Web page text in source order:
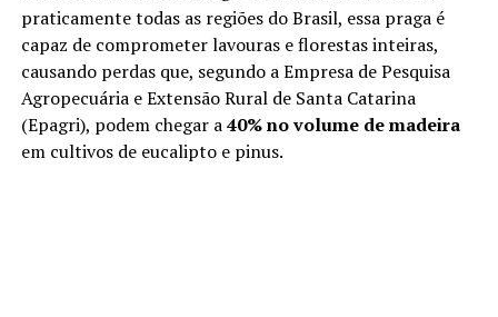
praticamente todas as regiões do Brasil, essa praga é
capaz de comprometer lavouras e florestas inteiras,
causando perdas que, segundo a Empresa de Pesquisa
Agropecuária e Extensão Rural de Santa Catarina
(Epagri), podem chegar a40% no volume de madeira
em cultivos de eucalipto e pinus.